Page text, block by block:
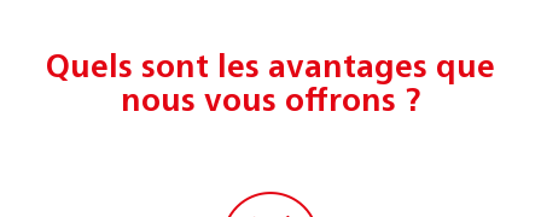
Quels sont les avantages que
nous vous offrons ?